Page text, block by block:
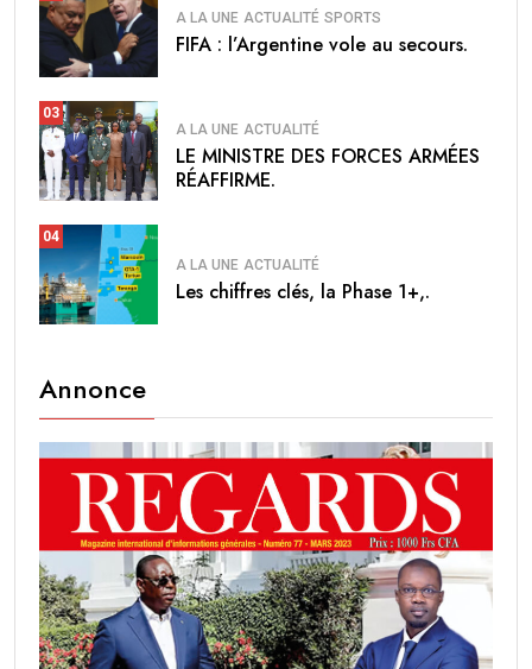
A LA UNE ACTUALITÉ SPORTS
FIFA : l’Argentine vole au secours.
03
A LA UNE ACTUALITÉ
LE MINISTRE DES FORCES ARMÉES
RÉAFFIRME.
04
A LA UNE ACTUALITÉ
Les chiffres clés, la Phase 1+,.
Annonce